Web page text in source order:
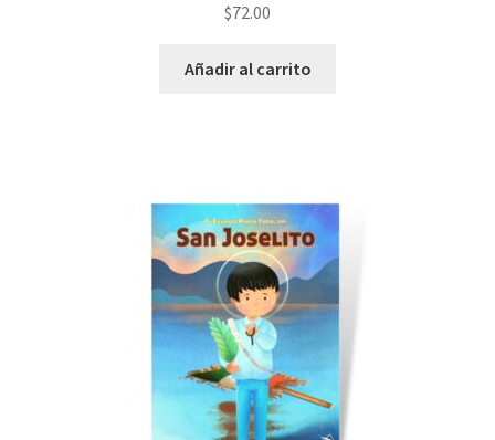
$72.00
Añadir al carrito